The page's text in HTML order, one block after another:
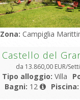
Zona: Campiglia
Castello del
da 13.860,00 EUR/
Tipo alloggio: Villa
Bagni: 12 Piscina: